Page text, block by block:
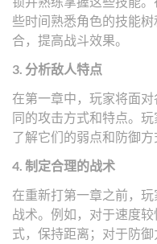
些时间熟悉角色的技能
合，提高战斗效果。
3. 分析敌人特点
在第一章中，玩家将面
同的攻击方式和特点。
了解它们的弱点和防御方
4. 制定合理的战术
在重新打第一章之前，
战术。例如，对于速度
式，保持距离；对于防